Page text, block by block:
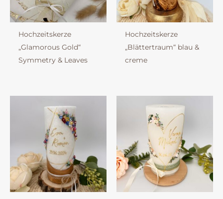
Hochzeitskerze
„Glamorous Gold“
Symmetry & Leaves
Hochzeitskerze
„Blättertraum“ blau &
creme